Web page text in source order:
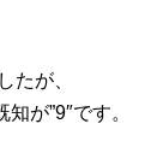
たが、
が”9″です。